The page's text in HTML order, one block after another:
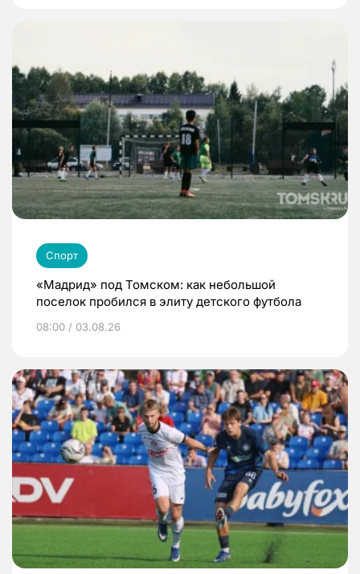
Спорт
«Мадрид» под Томском: как небольшой
поселок пробился в элиту детского футбола
08:00 / 03.08.26